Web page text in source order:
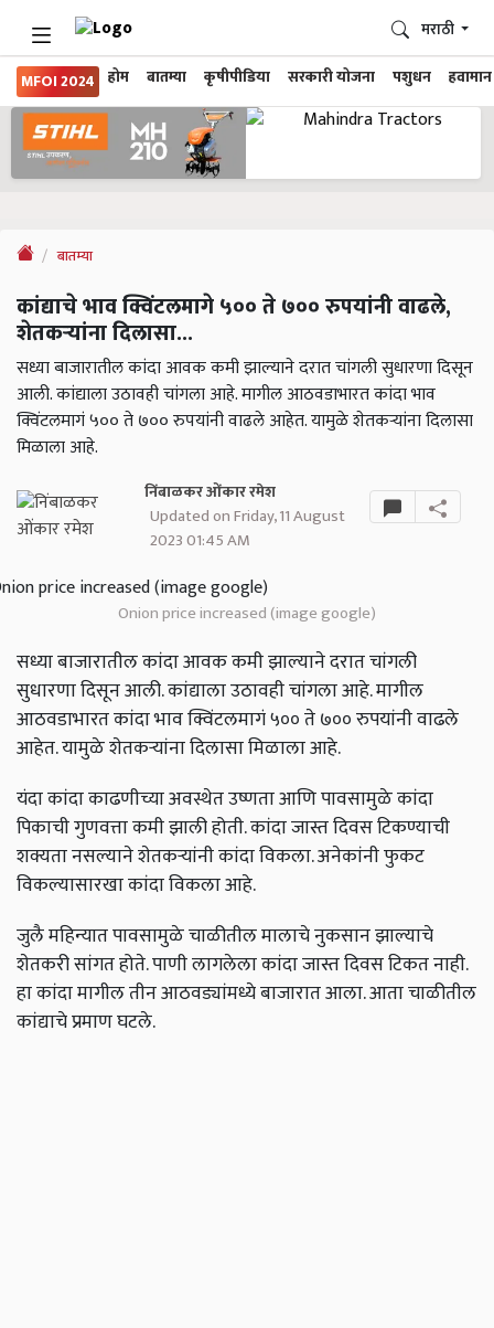
MFOI 2024 होम बातम्या कृषीपीडिया सरकारी योजना पशुधन हवामान
मराठी
बातम्या
कांद्याचे भाव क्विंटलमागे ५०० ते ७०० रुपयांनी वाढले,
शेतकऱ्यांना दिलासा...
सध्या बाजारातील कांदा आवक कमी झाल्याने दरात चांगली सुधारणा दिसून
आली. कांद्याला उठावही चांगला आहे. मागील आठवडाभारत कांदा भाव
क्विंटलमागं ५०० ते ७०० रुपयांनी वाढले आहेत. यामुळे शेतकऱ्यांना दिलासा
मिळाला आहे.
निंबाळकर ओंकार रमेश
Updated on Friday, 11 August
2023 01:45 AM
Onion price increased (image google)
सध्या बाजारातील कांदा आवक कमी झाल्याने दरात चांगली
सुधारणा दिसून आली. कांद्याला उठावही चांगला आहे. मागील
आठवडाभारत कांदा भाव क्विंटलमागं ५०० ते ७०० रुपयांनी वाढले
आहेत. यामुळे शेतकऱ्यांना दिलासा मिळाला आहे.
यंदा कांदा काढणीच्या अवस्थेत उष्णता आणि पावसामुळे कांदा
पिकाची गुणवत्ता कमी झाली होती. कांदा जास्त दिवस टिकण्याची
शक्यता नसल्याने शेतकऱ्यांनी कांदा विकला. अनेकांनी फुकट
विकल्यासारखा कांदा विकला आहे.
जुलै महिन्यात पावसामुळे चाळीतील मालाचे नुकसान झाल्याचे
शेतकरी सांगत होते. पाणी लागलेला कांदा जास्त दिवस टिकत नाही.
हा कांदा मागील तीन आठवड्यांमध्ये बाजारात आला. आता चाळीतील
कांद्याचे प्रमाण घटले.